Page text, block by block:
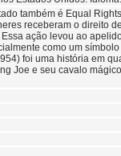
também é Equal
receberam o direito
ação levou ao
como um
foi uma história em
Joe e seu cavalo